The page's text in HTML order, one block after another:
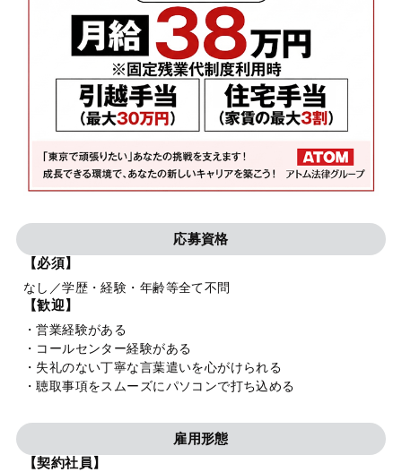
応募資格
【必須】
なし／学歴・経験・年齢等全て不問
【歓迎】
・営業経験がある
・コールセンター経験がある
・失礼のない丁寧な言葉遣いを心がけられる
・聴取事項をスムーズにパソコンで打ち込める
雇用形態
【契約社員】